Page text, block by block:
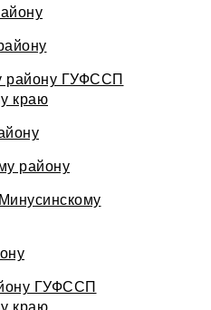
району ГУФССП
краю
району
ГУФССП